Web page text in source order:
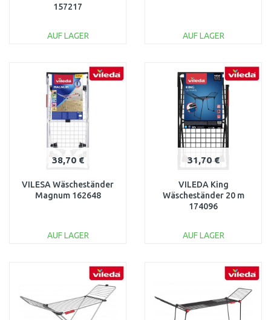
157217
AUF LAGER
WARENKORB
Vergleichen
AUF LAGER
WARENKORB
Vergleichen
38,70 €
VILESA Wäscheständer
Magnum 162648
AUF LAGER
WARENKORB
Vergleichen
31,70 €
VILEDA King
Wäscheständer 20 m
174096
AUF LAGER
WARENKORB